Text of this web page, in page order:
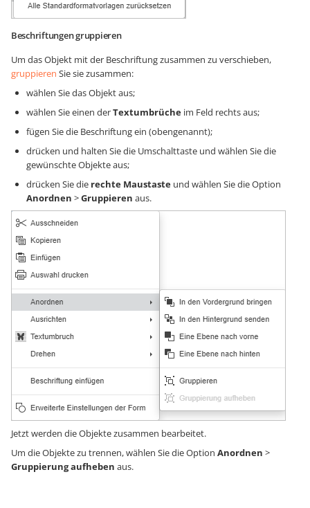
Beschriftungen gruppieren
Um das Objekt mit der Beschriftung zusammen zu verschieben,
gruppieren Sie sie zusammen:
wählen Sie das Objekt aus;
wählen Sie einen derTextumbrüche im Feld rechts aus;
fügen Sie die Beschriftung ein (obengenannt);
drücken und halten Sie die Umschalttaste und wählen Sie die
gewünschte Objekte aus;
drücken Sie die rechte Maustaste und wählen Sie die Option
Anordnen >Gruppieren aus.
Jetzt werden die Objekte zusammen bearbeitet.
Um die Objekte zu trennen, wählen Sie die Option Anordnen >
Gruppierung aufheben aus.